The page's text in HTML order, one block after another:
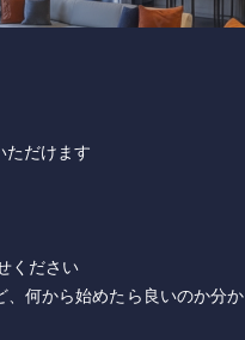
だけます
ください
何から始めたら良いのか分か